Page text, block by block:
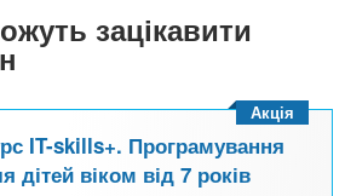
зацікавити
IT-skills+. Програмування
дітей віком від 7 років
Акція